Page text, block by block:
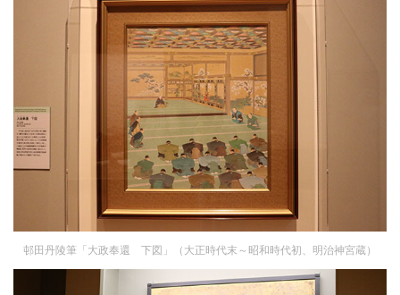
邨田丹陵筆「大政奉還 下図」（大正時代末～昭和時代初、明治神宮蔵）